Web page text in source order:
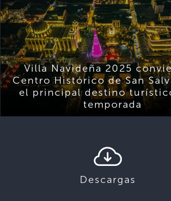
Villa Navideña 2025
Centro Histórico de San
el principal destino
temporada
Descargas